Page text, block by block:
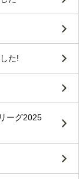
た!
ーグ2025